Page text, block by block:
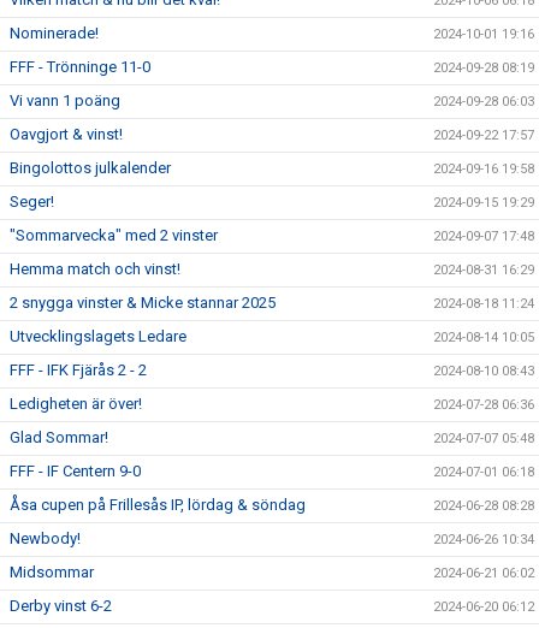
Nominerade! 2024-10-01 19:16
FFF - Trönninge 11-0 2024-09-28 08:19
Vi vann 1 poäng 2024-09-28 06:03
Oavgjort & vinst! 2024-09-22 17:57
Bingolottos julkalender 2024-09-16 19:58
Seger! 2024-09-15 19:29
"Sommarvecka" med 2 vinster 2024-09-07 17:48
Hemma match och vinst! 2024-08-31 16:29
2 snygga vinster & Micke stannar 2025 2024-08-18 11:24
Utvecklingslagets Ledare 2024-08-14 10:05
FFF - IFK Fjärås 2 - 2 2024-08-10 08:43
Ledigheten är över! 2024-07-28 06:36
Glad Sommar! 2024-07-07 05:48
FFF - IF Centern 9-0 2024-07-01 06:18
Åsa cupen på Frillesås IP, lördag & söndag 2024-06-28 08:28
Newbody! 2024-06-26 10:34
Midsommar 2024-06-21 06:02
Derby vinst 6-2 2024-06-20 06:12